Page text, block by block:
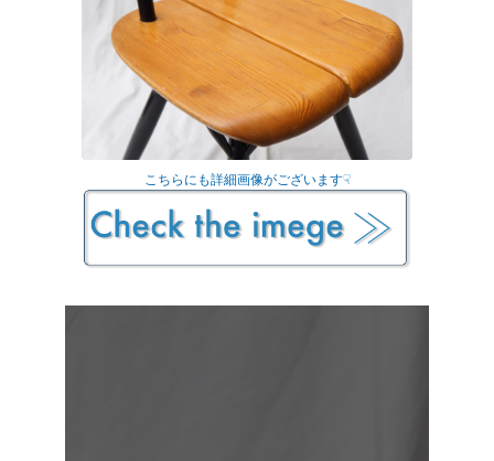
こちらにも詳細画像がございます☟